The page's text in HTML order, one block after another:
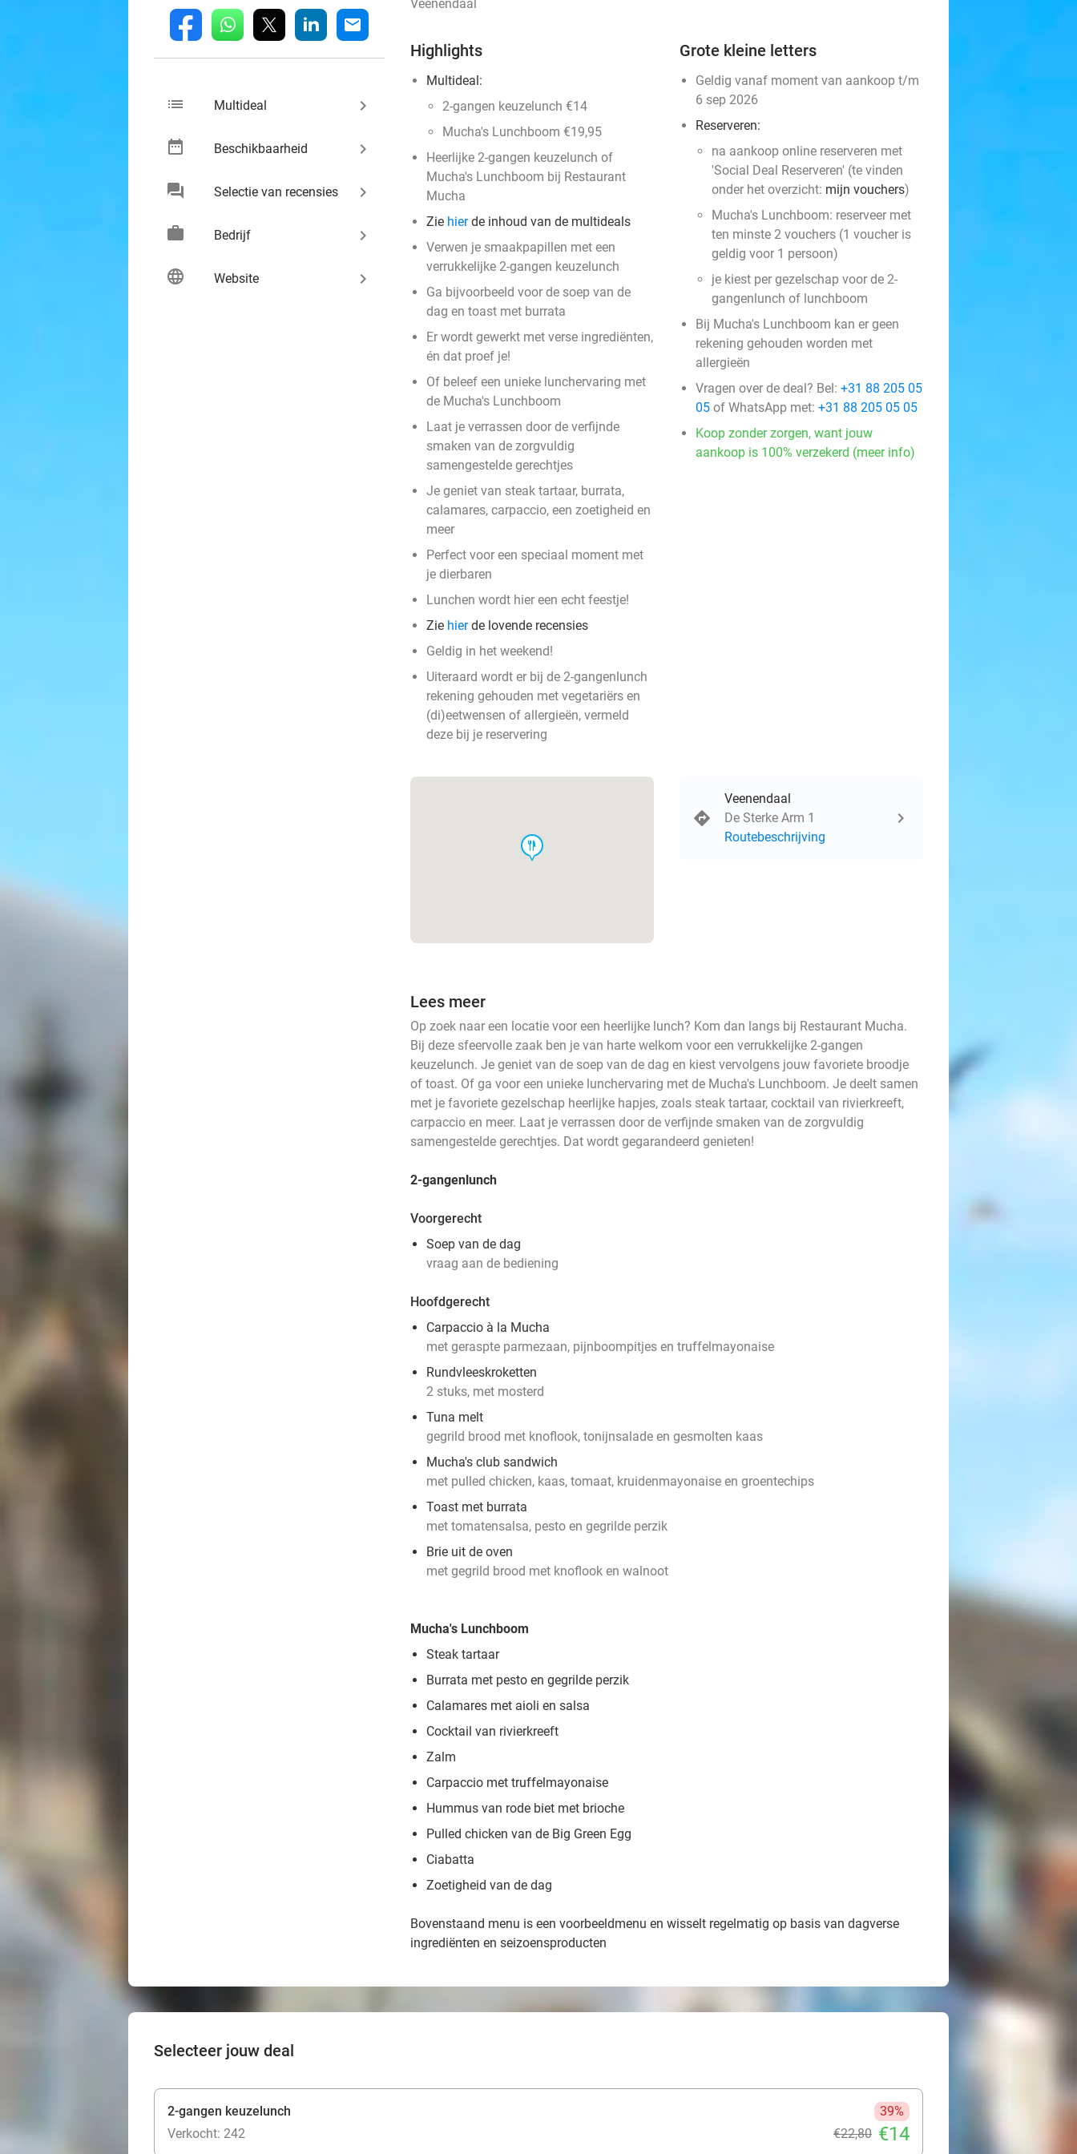
fb whatsapp linkedin mail
list Multideal keyboard_arrow_right
date_range Beschikbaarheid keyboard_arrow_right
chat Selectie van recensies keyboard_arrow_right
work Bedrijf keyboard_arrow_right
language Website keyboard_arrow_right
Veenendaal
Highlights
Multideal:
2-gangen keuzelunch €14
Mucha's Lunchboom €19,95
Heerlijke 2-gangen keuzelunch of
Mucha's Lunchboom bij Restaurant
Mucha
Zie hierde inhoud van de multideals
Verwen je smaakpapillen met een
verrukkelijke 2-gangen keuzelunch
Ga bijvoorbeeld voor de soep van de
dag en toast met burrata
Er wordt gewerkt met verse ingrediënten,
én dat proef je!
Of beleef een unieke lunchervaring met
de Mucha's Lunchboom
Laat je verrassen door de verfijnde
smaken van de zorgvuldig
samengestelde gerechtjes
Je geniet van steak tartaar, burrata,
calamares, carpaccio, een zoetigheid en
meer
Perfect voor een speciaal moment met
je dierbaren
Lunchen wordt hier een echt feestje!
Zie hierde lovende recensies
Geldig in het weekend!
Uiteraard wordt er bij de 2-gangenlunch
rekening gehouden met vegetariërs en
(di)eetwensen of allergieën, vermeld
deze bij je reservering
Grote kleine letters
Geldig vanaf moment van aankoop t/m
6 sep 2026
Reserveren:
na aankoop online reserveren met
'Social Deal Reserveren' (te vinden
onder het overzicht: mijn vouchers)
Mucha's Lunchboom: reserveer met
ten minste 2 vouchers (1 voucher is
geldig voor 1 persoon)
je kiest per gezelschap voor de 2-
gangenlunch of lunchboom
Bij Mucha's Lunchboom kan er geen
rekening gehouden worden met
allergieën
Vragen over de deal? Bel: +31 88 205 05
05 of WhatsApp met: +31 88 205 05 05
Koop zonder zorgen, want jouw
aankoop is 100% verzekerd (meer info)
food
Veenendaal
De Sterke Arm 1
Routebeschrijving
Lees meer
Op zoek naar een locatie voor een heerlijke lunch? Kom dan langs bij Restaurant Mucha.
Bij deze sfeervolle zaak ben je van harte welkom voor een verrukkelijke 2-gangen
keuzelunch. Je geniet van de soep van de dag en kiest vervolgens jouw favoriete broodje
of toast. Of ga voor een unieke lunchervaring met de Mucha's Lunchboom. Je deelt samen
met je favoriete gezelschap heerlijke hapjes, zoals steak tartaar, cocktail van rivierkreeft,
carpaccio en meer. Laat je verrassen door de verfijnde smaken van de zorgvuldig
samengestelde gerechtjes. Dat wordt gegarandeerd genieten!
2-gangenlunch
Voorgerecht
Soep van de dag
vraag aan de bediening
Hoofdgerecht
Carpaccio à la Mucha
met geraspte parmezaan, pijnboompitjes en truffelmayonaise
Rundvleeskroketten
2 stuks, met mosterd
Tuna melt
gegrild brood met knoflook, tonijnsalade en gesmolten kaas
Mucha's club sandwich
met pulled chicken, kaas, tomaat, kruidenmayonaise en groentechips
Toast met burrata
met tomatensalsa, pesto en gegrilde perzik
Brie uit de oven
met gegrild brood met knoflook en walnoot
Mucha's Lunchboom
Steak tartaar
Burrata met pesto en gegrilde perzik
Calamares met aioli en salsa
Cocktail van rivierkreeft
Zalm
Carpaccio met truffelmayonaise
Hummus van rode biet met brioche
Pulled chicken van de Big Green Egg
Ciabatta
Zoetigheid van de dag
Bovenstaand menu is een voorbeeldmenu en wisselt regelmatig op basis van dagverse
ingrediënten en seizoensproducten
Selecteer jouw deal
2-gangen keuzelunch
39%
Verkocht: 242
€22,80 €14